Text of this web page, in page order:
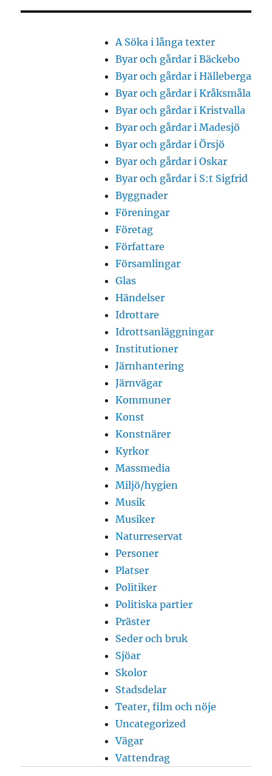
A Söka i långa texter
Byar och gårdar i Bäckebo
Byar och gårdar i Hälleberga
Byar och gårdar i Kråksmåla
Byar och gårdar i Kristvalla
Byar och gårdar i Madesjö
Byar och gårdar i Örsjö
Byar och gårdar i Oskar
Byar och gårdar i S:t Sigfrid
Byggnader
Föreningar
Företag
Författare
Församlingar
Glas
Händelser
Idrottare
Idrottsanläggningar
Institutioner
Järnhantering
Järnvägar
Kommuner
Konst
Konstnärer
Kyrkor
Massmedia
Miljö/hygien
Musik
Musiker
Naturreservat
Personer
Platser
Politiker
Politiska partier
Präster
Seder och bruk
Sjöar
Skolor
Stadsdelar
Teater, film och nöje
Uncategorized
Vägar
Vattendrag